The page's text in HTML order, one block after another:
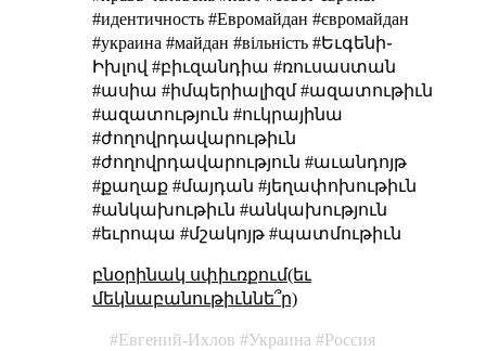
#идентичность #Евромайдан #євромайдан
#украина #майдан #вільність #Եւգենի֊
Իխլով #բիւզանդիա #ռուսաստան
#ասիա #իմպերիալիզմ #ազատութիւն
#ազատություն #ուկրայինա
#ժողովրդավարութիւն
#ժողովրդավարություն #աւանդոյթ
#քաղաք #մայդան #յեղափոխութիւն
#անկախութիւն #անկախություն
#եւրոպա #մշակոյթ #պատմութիւն
բնօրինակ սփիւռքում(եւ
մեկնաբանութիւննե՞ր)
Евгений-Ихлов Украина
Россия